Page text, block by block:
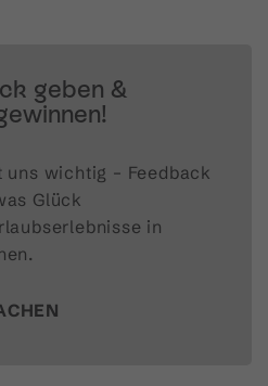
geben &
uns wichtig – Feedback
Glück
in